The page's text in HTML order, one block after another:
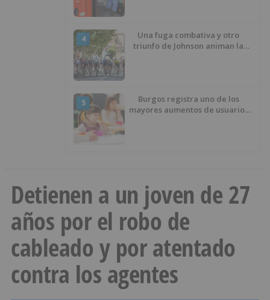
4
Una fuga combativa y otro
triunfo de Johnson animan la
5
Burgos registra uno de los
mayores aumentos de usuarios
Detienen a un joven de 27
años por el robo de
cableado y por atentado
contra los agentes